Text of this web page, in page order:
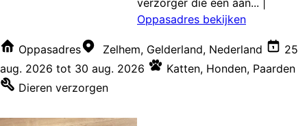
verzorger die een aan...
Oppasadres bekijken
Oppasadres Zelhem, Gelderland, Nederland
25
aug. 2026 tot 30 aug. 2026 Katten, Honden, Paarden
Dieren verzorgen